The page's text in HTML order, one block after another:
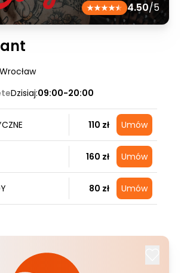
4.50/5
Dzisiaj:09:00-20:00
110 zł Umów
160 zł Umów
80 zł Umów